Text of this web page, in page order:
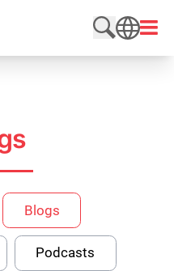
SEARCH
Blogs
Podcasts